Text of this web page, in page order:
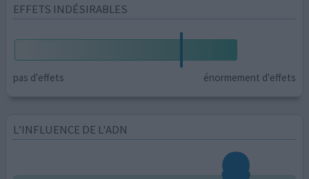
EFFETS INDÉSIRABLES
pas d'effets énormement d'effets
L’INFLUENCE DE L'ADN